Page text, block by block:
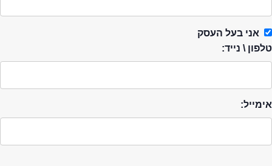
אני בעל העסק
טלפון \ נייד:
אימייל: